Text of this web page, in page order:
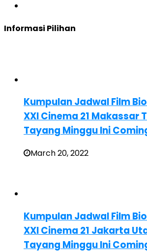
Informasi Pilihan
Kumpulan Jadwal Film
XXI Cinema 21 Makassar
Tayang Minggu Ini
March 20, 2022
Kumpulan Jadwal Film
XXI Cinema 21 Jakarta
Tayang Minggu Ini